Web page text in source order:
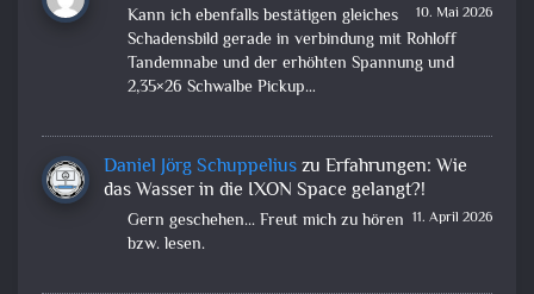
10. Mai 2026
Kann ich ebenfalls bestätigen gleiches
Schadensbild gerade in verbindung mit Rohloff
Tandemnabe und der erhöhten Spannung und
2,35×26 Schwalbe Pickup…
Daniel Jörg Schuppeliuszu Erfahrungen: Wie
das Wasser in die IXON Space gelangt?!
11. April 2026
Gern geschehen... Freut mich zu hören
bzw. lesen.